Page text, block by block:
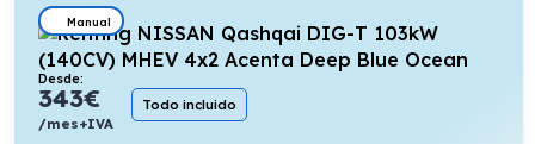
Manual
Desde:
343€
/mes+IVA
Todo incluido